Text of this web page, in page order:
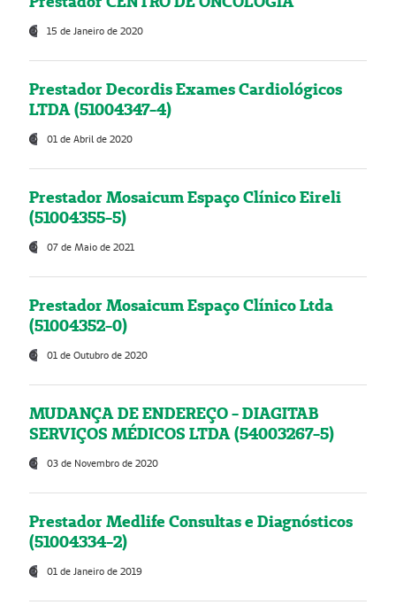
15 de Janeiro de 2020
Prestador Decordis Exames Cardiológicos
LTDA (51004347-4)
01 de Abril de 2020
Prestador Mosaicum Espaço Clínico Eireli
(51004355-5)
07 de Maio de 2021
Prestador Mosaicum Espaço Clínico Ltda
(51004352-0)
01 de Outubro de 2020
MUDANÇA DE ENDEREÇO - DIAGITAB
SERVIÇOS MÉDICOS LTDA (54003267-5)
03 de Novembro de 2020
Prestador Medlife Consultas e Diagnósticos
(51004334-2)
01 de Janeiro de 2019